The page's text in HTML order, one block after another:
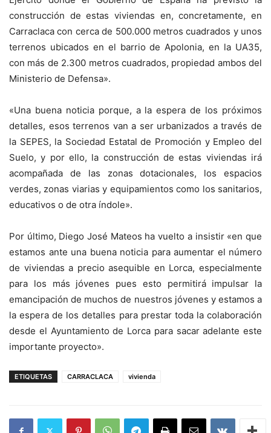
construcción de estas viviendas en, concretamente, en
Carraclaca con cerca de 500.000 metros cuadrados y unos
terrenos ubicados en el barrio de Apolonia, en la UA35,
con más de 2.300 metros cuadrados, propiedad ambos del
Ministerio de Defensa».
«Una buena noticia porque, a la espera de los próximos
detalles, esos terrenos van a ser urbanizados a través de
la SEPES, la Sociedad Estatal de Promoción y Empleo del
Suelo, y por ello, la construcción de estas viviendas irá
acompañada de las zonas dotacionales, los espacios
verdes, zonas viarias y equipamientos como los sanitarios,
educativos o de otra índole».
Por último, Diego José Mateos ha vuelto a insistir «en que
estamos ante una buena noticia para aumentar el número
de viviendas a precio asequible en Lorca, especialmente
para los más jóvenes pues esto permitirá impulsar la
emancipación de muchos de nuestros jóvenes y estamos a
la espera de los detalles para prestar toda la colaboración
desde el Ayuntamiento de Lorca para sacar adelante este
importante proyecto».
ETIQUETAS CARRACLACA vivienda